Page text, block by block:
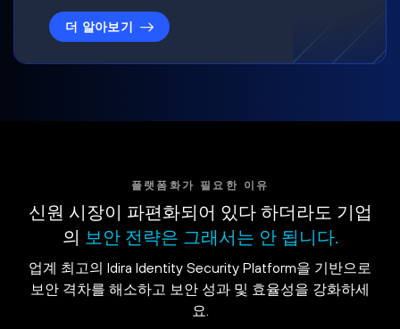
더 알아보기
플랫폼화가 필요한 이유
신원 시장이 파편화되어 있다 하더라도 기업
의 보안 전략은 그래서는 안 됩니다.
업계 최고의 Idira Identity Security Platform을 기반으로
보안 격차를 해소하고 보안 성과 및 효율성을 강화하세
요.